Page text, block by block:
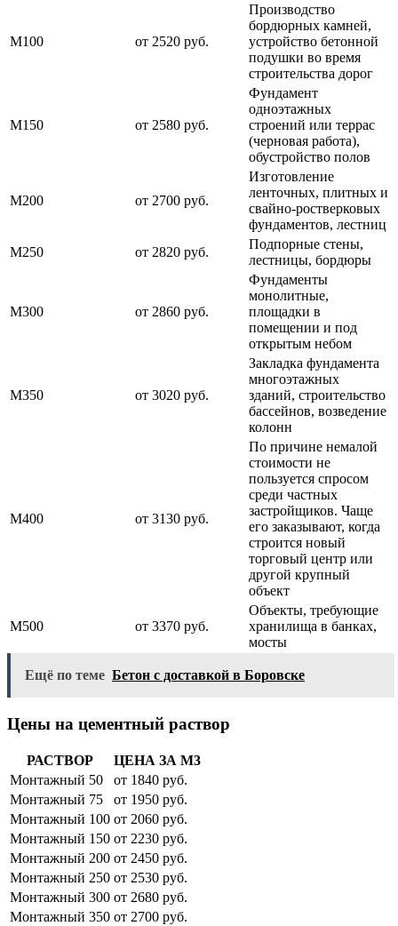
М100 от 2520 руб.
Производство
бордюрных камней,
устройство бетонной
подушки во время
строительства дорог
М150 от 2580 руб.
Фундамент
одноэтажных
строений или террас
(черновая работа),
обустройство полов
М200 от 2700 руб.
Изготовление
ленточных, плитных и
свайно-ростверковых
фундаментов, лестниц
М250
от 2820 руб.
Подпорные стены,
лестницы, бордюры
М300 от 2860 руб.
Фундаменты
монолитные,
площадки в
помещении и под
открытым небом
М350 от 3020 руб.
Закладка фундамента
многоэтажных
зданий, строительство
бассейнов, возведение
колонн
М400 от 3130 руб.
По причине немалой
стоимости не
пользуется спросом
среди частных
застройщиков. Чаще
его заказывают, когда
строится новый
торговый центр или
другой крупный
объект
М500 от 3370 руб.
Объекты, требующие
хранилища в банках,
мосты
Ещё по теме Бетон с доставкой в Боровске
Цены на цементный раствор
РАСТВОР
ЦЕНА ЗА М3
Монтажный 50
от 1840 руб.
Монтажный 75
от 1950 руб.
Монтажный 100 от 2060 руб.
Монтажный 150 от 2230 руб.
Монтажный 200 от 2450 руб.
Монтажный 250 от 2530 руб.
Монтажный 300 от 2680 руб.
Монтажный 350 от 2700 руб.